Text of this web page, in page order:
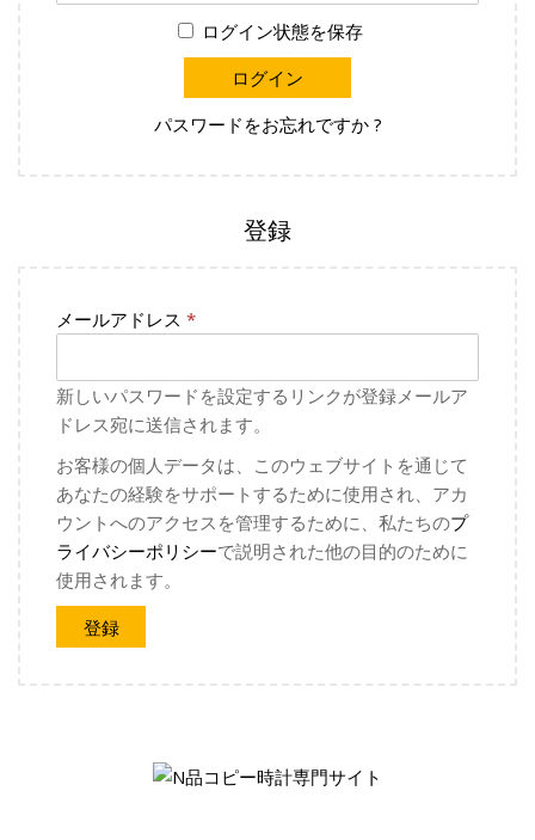
ログイン状態を保存
ログイン
パスワードをお忘れですか ?
登録
メールアドレス *
新しいパスワードを設定するリンクが登録メールア
ドレス宛に送信されます。
お客様の個人データは、このウェブサイトを通じて
あなたの経験をサポートするために使用され、アカ
ウントへのアクセスを管理するために、私たちのプ
ライバシーポリシーで説明された他の目的のために
使用されます。
登録